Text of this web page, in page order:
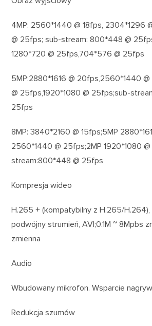
4MP: 2560*1440 @ 18fps, 2304*1296
@ 25fps; sub-stream: 800*448 @
1280*720 @ 25fps,704*576 @ 25fps
5MP:2880*1616 @ 20fps,2560*1440
@ 25fps,1920*1080 @ 25fps;sub-
25fps
8MP: 3840*2160 @ 15fps;5MP
2560*1440 @ 25fps;2MP 1920*1080
stream:800*448 @ 25fps
Kompresja wideo
H.265 + (kompatybilny z H.265/H.264),
podwójny strumień, AVI;0.1M ~ 8Mpbs
zmienna
Audio
Wbudowany mikrofon. Wsparcie
Redukcja szumów